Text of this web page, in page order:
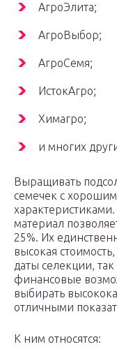
АгроЭлита;
АгроВыбор;
АгроСемя;
ИстокАгро;
Химагро;
и многих
Выращивать
семечек с
материал
25%. Их
высокая
даты селекции,
финансовые
выбирать
отличными
К ним относятся: